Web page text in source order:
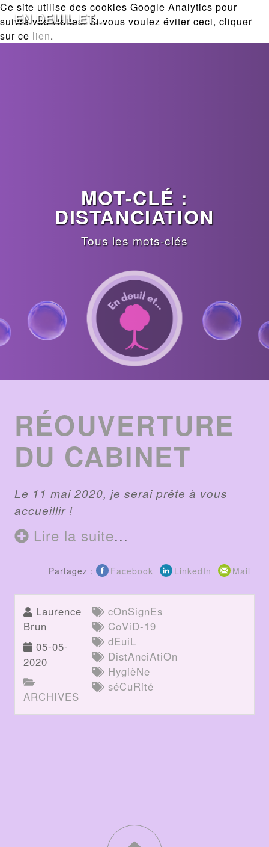
Ce site utilise des cookies Google Analytics pour
suivre vos visites. Si vous voulez éviter ceci, cliquer
sur ce lien.
EN DEUIL ET...
MOT-CLÉ :
DISTANCIATION
Tous les mots-clés
LIST
RÉOUVERTURE
DU CABINET
Le 11 mai 2020, je serai prête à vous
accueillir !
Lire la suite...
Partagez : Facebook LinkedIn Mail
Laurence
Brun
05-05-
2020
ARCHIVES
cOnSignEs
CoViD-19
dEuiL
DistAnciAtiOn
HygièNe
séCuRité